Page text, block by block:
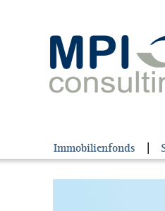
Immobilienfonds